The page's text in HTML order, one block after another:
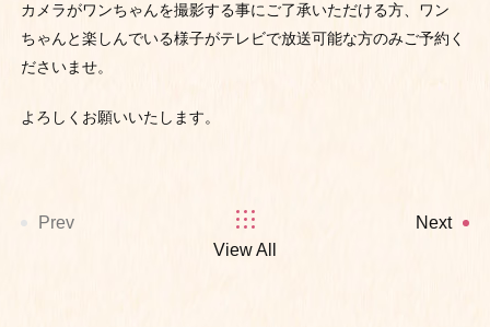
カメラがワンちゃんを撮影する事にご了承いただける方、ワン
ちゃんと楽しんでいる様子がテレビで放送可能な方のみご予約く
ださいませ。
よろしくお願いいたします。
Prev
View All
Next